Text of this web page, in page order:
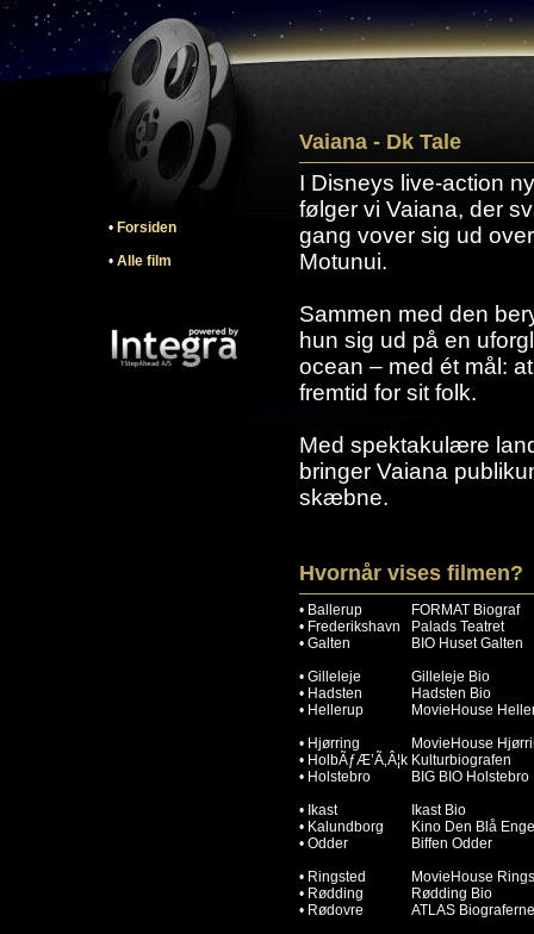
• Forsiden
• Alle film
Vaiana - Dk Tale
I Disneys live-action
følger vi Vaiana, der
gang vover sig ud
Motunui.
Sammen med den
hun sig ud på en
ocean – med ét mål:
fremtid for sit folk.
Med spektakulære
bringer Vaiana
skæbne.
Hvornår vises filmen?
• Ballerup
FORMAT Biograf
• Frederikshavn
Palads Teatret
• Galten
BIO Huset Galten
• Gilleleje
Gilleleje Bio
• Hadsten
Hadsten Bio
• Hellerup
MovieHouse
• Hjørring
MovieHouse
• HolbÃƒÆ’Ã‚Â¦k Kulturbiografen
• Holstebro
BIG BIO Holstebro
• Ikast
Ikast Bio
• Kalundborg
Kino Den Blå
• Odder
Biffen Odder
• Ringsted
MovieHouse
• Rødding
Rødding Bio
• Rødovre
ATLAS Biograferne